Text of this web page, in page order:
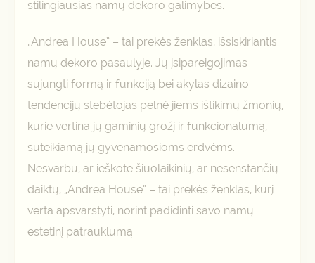
stilingiausias namų dekoro galimybes.
„Andrea House” – tai prekės ženklas, išsiskiriantis
namų dekoro pasaulyje. Jų įsipareigojimas
sujungti formą ir funkciją bei akylas dizaino
tendencijų stebėtojas pelnė jiems ištikimų žmonių,
kurie vertina jų gaminių grožį ir funkcionalumą,
suteikiamą jų gyvenamosioms erdvėms.
Nesvarbu, ar ieškote šiuolaikinių, ar nesenstančių
daiktų, „Andrea House” – tai prekės ženklas, kurį
verta apsvarstyti, norint padidinti savo namų
estetinį patrauklumą.